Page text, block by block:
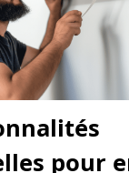
pour